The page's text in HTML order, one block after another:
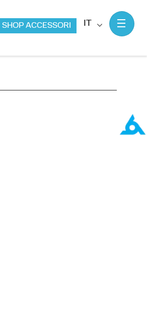
IT
SHOP ACCESSORI